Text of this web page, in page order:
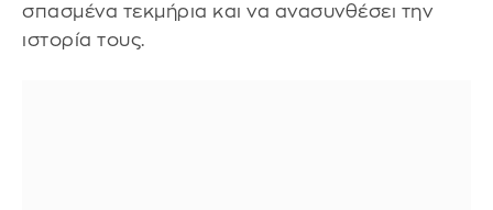
σπασμένα τεκμήρια και να ανασυνθέσει την
ιστορία τους.